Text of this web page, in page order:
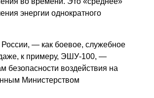
энергии однократного
— как боевое, служебное
к примеру, ЭШУ-100, —
воздействия на
Министерством